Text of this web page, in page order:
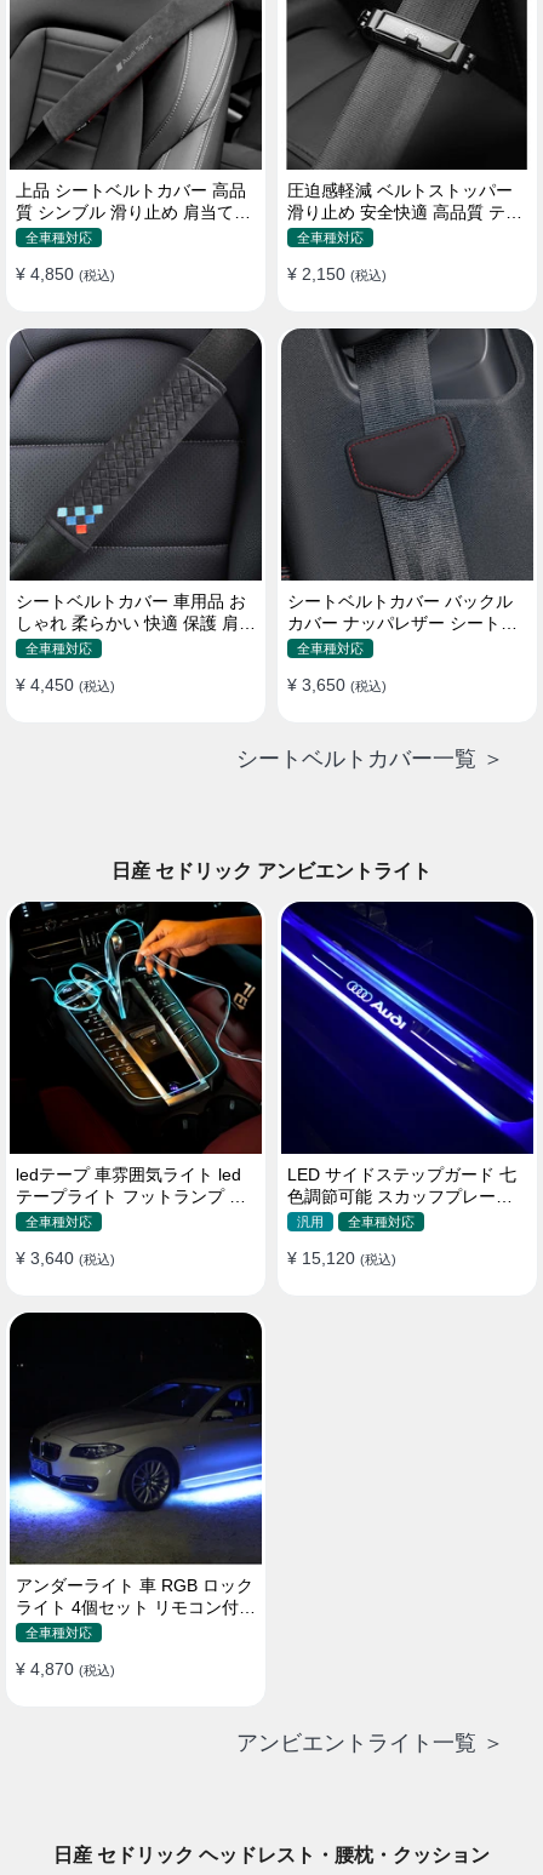
上品 シートベルトカバー 高品
質 シンブル 滑り止め 肩当てパ
ッド 圧迫感軽減
全車種対応
¥ 4,850 (税込)
圧迫感軽減 ベルトストッパー
滑り止め 安全快適 高品質 テー
プクリップ 快適 2個セット
全車種対応
¥ 2,150 (税込)
シートベルトカバー 車用品 お
しゃれ 柔らかい 快適 保護 肩当
てパッド 圧迫感軽減
全車種対応
¥ 4,450 (税込)
シートベルトカバー バックル
カバー ナッパレザー シートベ
ルトパッド 異音防止 傷防止 マ
全車種対応
¥ 3,650 (税込)
シートベルトカバー一覧 ＞
日産 セドリック アンビエントライト
ledテープ 車雰囲気ライト led
テープライト フットランプ 車
内装飾 USB 3メートル
全車種対応
¥ 3,640 (税込)
LED サイドステップガード 七
色調節可能 スカッフプレート
汎用 全車種対応
¥ 15,120 (税込)
アンダーライト 車 RGB ロック
ライト 4個セット リモコン付き
ボタンスイッチ付き 多機能 車
水 おしゃれ
全車種対応
¥ 4,870 (税込)
アンビエントライト一覧 ＞
日産 セドリック ヘッドレスト・腰枕・クッション